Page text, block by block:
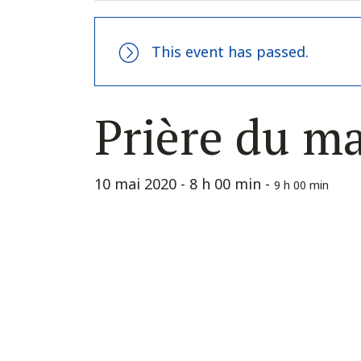
This event has passed.
Prière du
10 mai 2020 - 8 h 00 min - 9 h 00 min